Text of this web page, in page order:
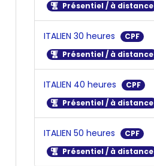
Présentiel / à distance
ITALIEN 30 heures
CPF
Présentiel / à distance
ITALIEN 40 heures
CPF
Présentiel / à distance
ITALIEN 50 heures
CPF
Présentiel / à distance